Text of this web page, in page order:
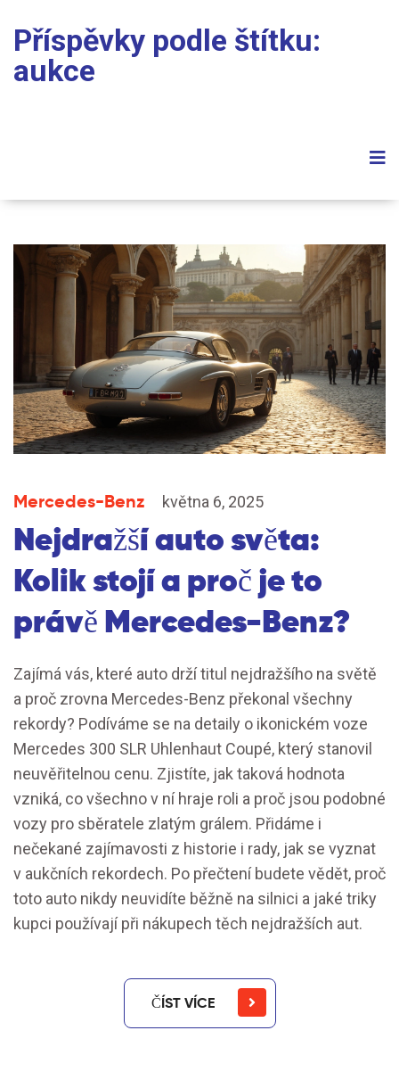
Příspěvky podle štítku:
aukce
Mercedes-Benz května 6, 2025
Nejdražší auto světa:
Kolik stojí a proč je to
právě Mercedes-Benz?
Zajímá vás, které auto drží titul nejdražšího na světě
a proč zrovna Mercedes-Benz překonal všechny
rekordy? Podíváme se na detaily o ikonickém voze
Mercedes 300 SLR Uhlenhaut Coupé, který stanovil
neuvěřitelnou cenu. Zjistíte, jak taková hodnota
vzniká, co všechno v ní hraje roli a proč jsou podobné
vozy pro sběratele zlatým grálem. Přidáme i
nečekané zajímavosti z historie i rady, jak se vyznat
v aukčních rekordech. Po přečtení budete vědět, proč
toto auto nikdy neuvidíte běžně na silnici a jaké triky
kupci používají při nákupech těch nejdražších aut.
ČÍST VÍCE